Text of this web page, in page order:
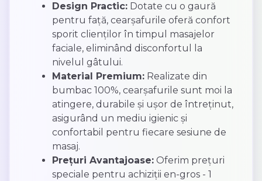
Design Practic:Dotate cu o gaură
pentru față, cearșafurile oferă confort
sporit clienților în timpul masajelor
faciale, eliminând disconfortul la
nivelul gâtului.
Material Premium:Realizate din
bumbac 100%, cearșafurile sunt moi la
atingere, durabile și ușor de întreținut,
asigurând un mediu igienic și
confortabil pentru fiecare sesiune de
masaj.
Prețuri Avantajoase:Oferim prețuri
speciale pentru achiziții en-gros - 1